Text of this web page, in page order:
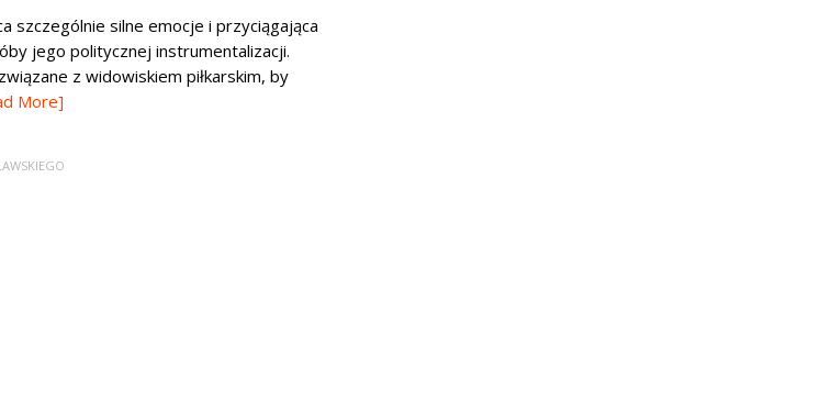
szczególnie silne emocje i przyciągająca
jego politycznej instrumentalizacji.
z widowiskiem piłkarskim, by
More]